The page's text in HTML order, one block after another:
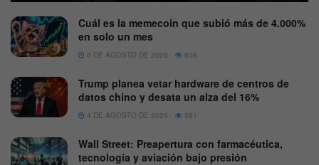
Cuál es la memecoin que subió más de 4.000%
en solo un mes
6 DE AGOSTO DE 2026 608
Trump planea vetar hardware de centros de
datos chino y desata un alza del 16%
4 DE AGOSTO DE 2026 591
Wall Street: Preapertura con farmacéutica,
tecnología y aviación bajo presión